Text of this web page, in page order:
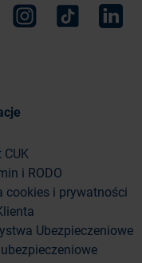
i RODO
cookies i prywatności
Ubezpieczeniowe